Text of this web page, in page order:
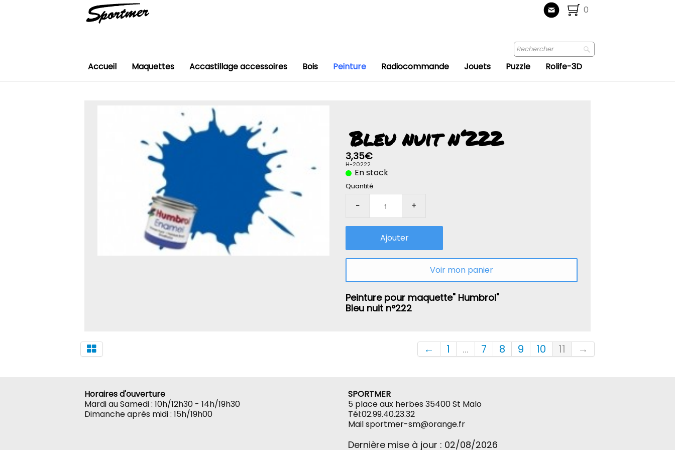
0
Accueil Maquettes Accastillage accessoires Bois Peinture Radiocommande Jouets Puzzle Rolife-3D
Bleu nuit n°222
3,35€
H-20222
En stock
Quantité
− +
Ajouter
Voir mon panier
Peinture pour maquette" Humbrol"
Bleu nuit n°222
← 1 ... 7 8 9 10 11 →
Horaires d'ouverture
Mardi au Samedi : 10h/12h30 - 14h/19h30
Dimanche après midi : 15h/19h00
SPORTMER
5 place aux herbes 35400 St Malo
Tél:02.99.40.23.32
Mail sportmer-sm@orange.fr
Dernière mise à jour : 02/08/2026